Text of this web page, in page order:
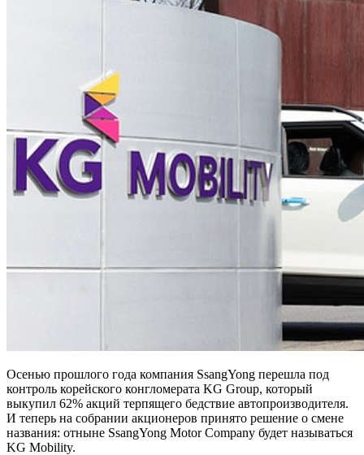
Осенью прошлого года компания SsangYong перешла под
контроль корейского конгломерата KG Group, который
выкупил 62% акций терпящего бедствие автопроизводителя.
И теперь на собрании акционеров принято решение о смене
названия: отныне SsangYong Motor Company будет называться
KG Mobility.